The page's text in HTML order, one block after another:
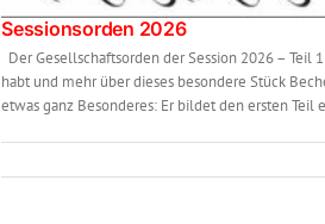
Sessionsorden 2026
Der Gesellschaftsorden der Session 2026 –
habt und mehr über dieses besondere Stück
etwas ganz Besonderes: Er bildet den ersten Teil